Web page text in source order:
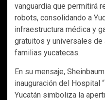
vanguardia que permitirá
robots, consolidando a
infraestructura médica y
gratuitos y universales
familias yucatecas.
En su mensaje,
inauguración del Hospital
Yucatán simboliza la